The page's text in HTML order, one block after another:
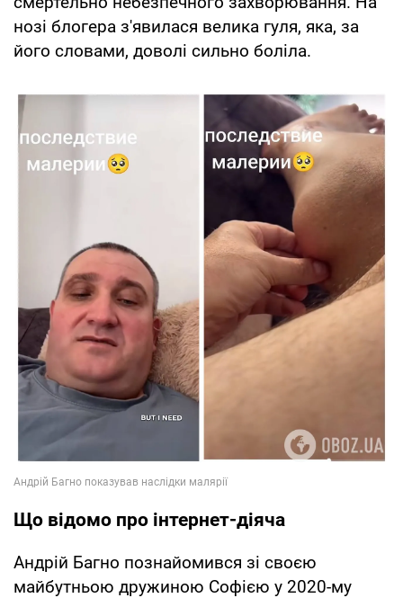
нозі блогера з'явилася велика гуля, яка, за
його словами, доволі сильно боліла.
Що відомо про інтернет-діяча
Андрій Багно познайомився зі своєю
майбутньою дружиною Софією у 2020-му